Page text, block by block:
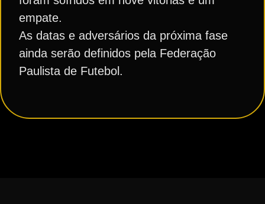
empate.
As datas e adversários da próxima fase
ainda serão definidos pela Federação
Paulista de Futebol.